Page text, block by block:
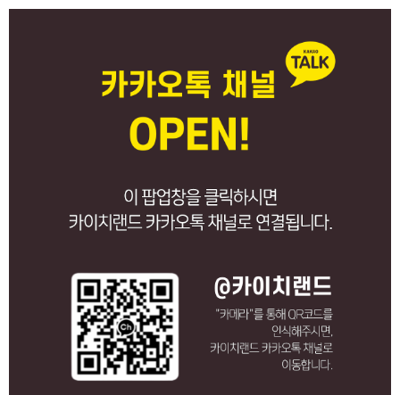
카이치 kaiqi 대형 놀이시설 대형 놀이터 놀이시설 어린이 놀이터 어린이 놀
여러분이 누려야 할 쾌적하고안전한
공간을 위해
끊임없이 연구하며,
수많은 경험을 바탕으로